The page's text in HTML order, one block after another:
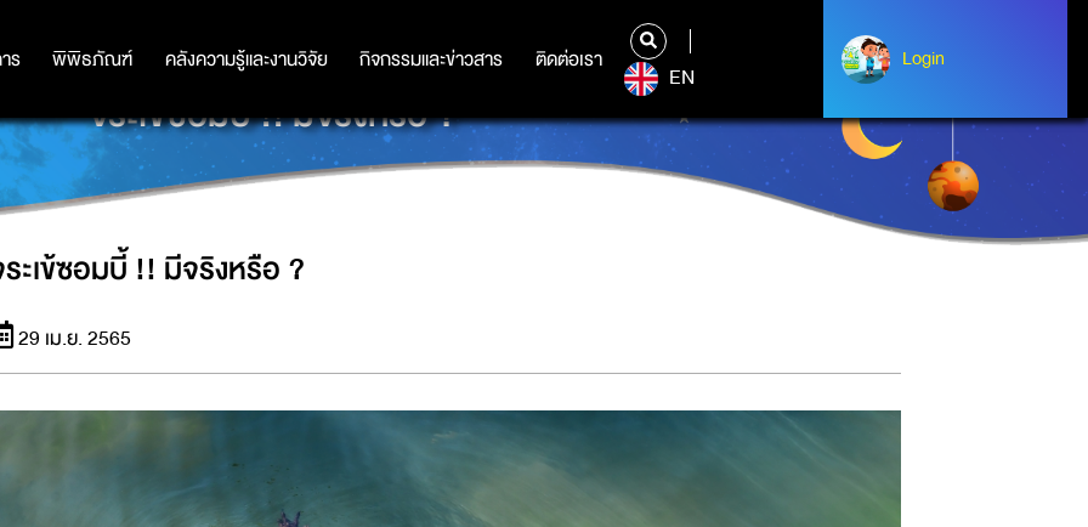
ร พิพิธภัณฑ์ คลังความรู้และงานวิจัย กิจกรรมและข่าวสาร ติดต่อเรา
ร พิพิธภัณฑ์ คลังความรู้และงานวิจัย กิจกรรมและข่าวสาร ติดต่อเรา
EN
Login
Login
จระเข้ซอมบี้ !! มีจริงหรือ ?
ะเข้ซอมบี้ !! มีจริงหรือ ?
29 เม.ย. 2565